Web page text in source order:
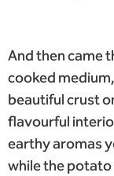
And then came
cooked
beautiful crust
flavourful
earthy aromas
while the potato